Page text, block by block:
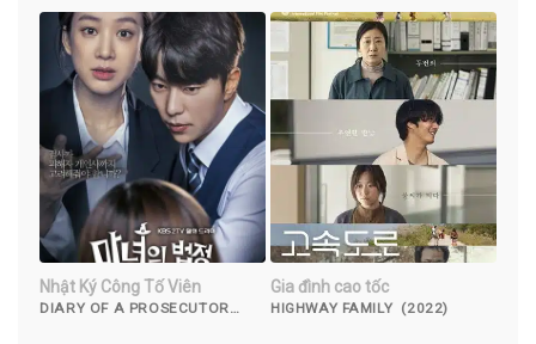
Nhật Ký Công Tố Viên
DIARY OF A PROSECUTOR
Gia đình cao tốc
HIGHWAY FAMILY (2022)